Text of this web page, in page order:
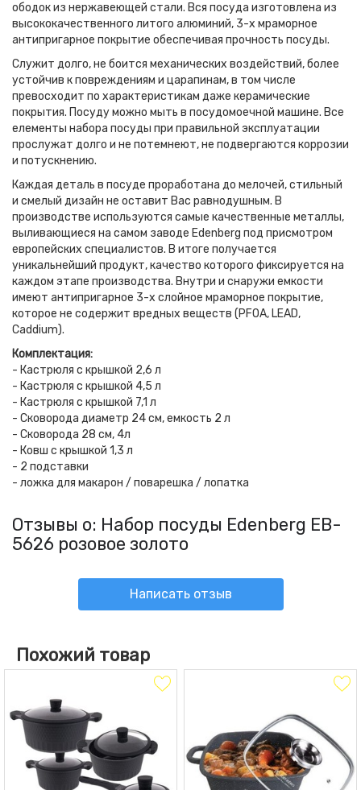
ободок из нержавеющей стали. Вся посуда изготовлена из
высококачественного литого алюминий, 3-х мраморное
антипригарное покрытие обеспечивая прочность посуды.
Служит долго, не боится механических воздействий, более
устойчив к повреждениям и царапинам, в том числе
превосходит по характеристикам даже керамические
покрытия. Посуду можно мыть в посудомоечной машине. Все
елементы набора посуды при правильной эксплуатации
прослужат долго и не потемнеют, не подвергаются коррозии
и потускнению.
Каждая деталь в посуде проработана до мелочей, стильный
и смелый дизайн не оставит Вас равнодушным. В
производстве используются самые качественные металлы,
выливающиеся на самом заводе Edenberg под присмотром
европейских специалистов. В итоге получается
уникальнейший продукт, качество которого фиксируется на
каждом этапе производства. Внутри и снаружи емкости
имеют антипригарное 3-х слойное мраморное покрытие,
которое не содержит вредных веществ (PFOA, LEAD,
Caddium).
Комплектация:
- Кастрюля с крышкой 2,6 л
- Кастрюля с крышкой 4,5 л
- Кастрюля с крышкой 7,1 л
- Сковорода диаметр 24 см, емкость 2 л
- Сковорода 28 см, 4л
- Ковш с крышкой 1,3 л
- 2 подставки
- ложка для макарон / поварешка / лопатка
Отзывы о: Набор посуды Edenberg EB-
5626 розовое золото
Написать отзыв
Похожий товар